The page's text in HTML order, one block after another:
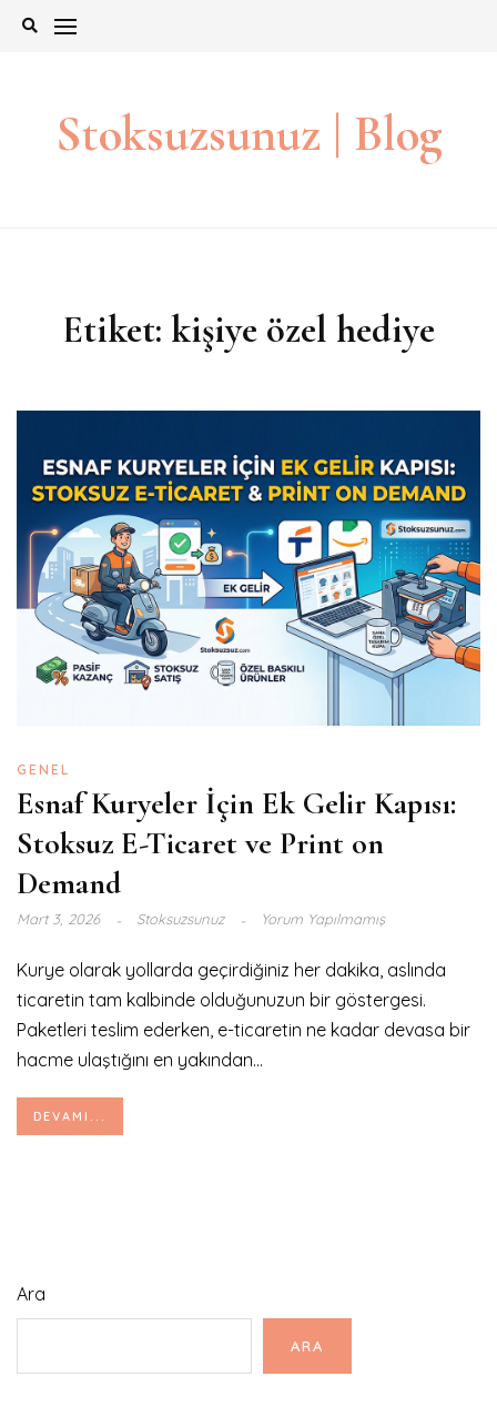
İçeriğe
Stoksuzsunuz | Blog
Etiket: kişiye özel hediye
GENEL
Esnaf Kuryeler İçin Ek Gelir Kapısı:
Stoksuz E-Ticaret ve Print on
Demand
Mart 3, 2026 Stoksuzsunuz Yorum Yapılmamış
Kurye olarak yollarda geçirdiğiniz her dakika, aslında
ticaretin tam kalbinde olduğunuzun bir göstergesi.
Paketleri teslim ederken, e-ticaretin ne kadar devasa bir
hacme ulaştığını en yakından...
DEVAMI...
Ara
ARA